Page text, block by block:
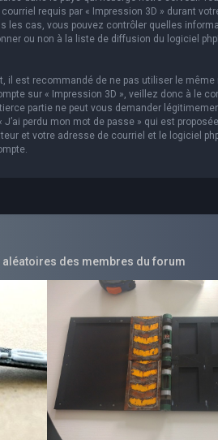
requis par « Impression 3D » durant
les cas, vous pouvez contrôler quelles
ou non à la liste de diffusion du logiciel
il est recommandé de ne pas utiliser le même
sur « Impression 3D », veillez donc à le
partie ne peut vous demander
perdu mon mot de passe » qui est
et votre adresse de courriel et le logiciel
des membres du forum